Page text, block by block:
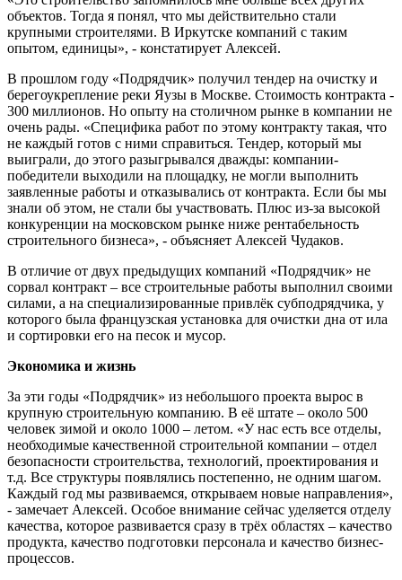
объектов. Тогда я понял, что мы действительно стали
крупными строителями. В Иркутске компаний с таким
опытом, единицы», - констатирует Алексей.
В прошлом году «Подрядчик» получил тендер на очистку и
берегоукрепление реки Яузы в Москве. Стоимость контракта -
300 миллионов. Но опыту на столичном рынке в компании не
очень рады. «Специфика работ по этому контракту такая, что
не каждый готов с ними справиться. Тендер, который мы
выиграли, до этого разыгрывался дважды: компании-
победители выходили на площадку, не могли выполнить
заявленные работы и отказывались от контракта. Если бы мы
знали об этом, не стали бы участвовать. Плюс из-за высокой
конкуренции на московском рынке ниже рентабельность
строительного бизнеса», - объясняет Алексей Чудаков.
В отличие от двух предыдущих компаний «Подрядчик» не
сорвал контракт – все строительные работы выполнил своими
силами, а на специализированные привлёк субподрядчика, у
которого была французская установка для очистки дна от ила
и сортировки его на песок и мусор.
Экономика и жизнь
За эти годы «Подрядчик» из небольшого проекта вырос в
крупную строительную компанию. В её штате – около 500
человек зимой и около 1000 – летом. «У нас есть все отделы,
необходимые качественной строительной компании – отдел
безопасности строительства, технологий, проектирования и
т.д. Все структуры появлялись постепенно, не одним шагом.
Каждый год мы развиваемся, открываем новые направления»,
- замечает Алексей. Особое внимание сейчас уделяется отделу
качества, которое развивается сразу в трёх областях – качество
продукта, качество подготовки персонала и качество бизнес-
процессов.